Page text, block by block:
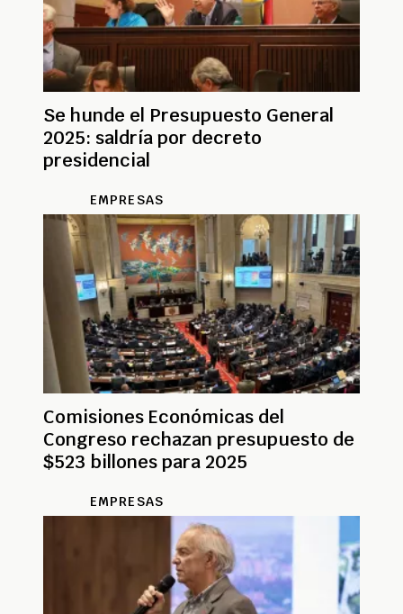
Se hunde el Presupuesto General
2025: saldría por decreto
presidencial
EMPRESAS
Comisiones Económicas del
Congreso rechazan presupuesto de
$523 billones para 2025
EMPRESAS